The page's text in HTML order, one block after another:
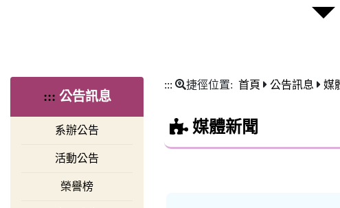
::: 公告訊息
系辦公告
活動公告
榮譽榜
::: 捷徑位置: 首頁 公告訊息 媒
媒體新聞